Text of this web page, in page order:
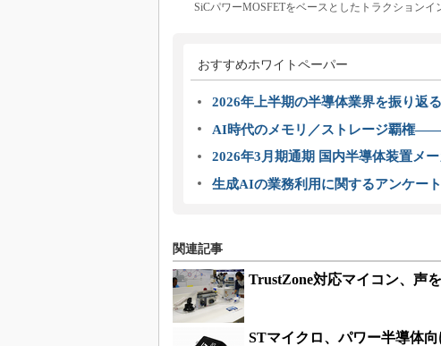
SiCパワーMOSFETをベースとしたトラクション
おすすめホワイトペーパー
2026年上半期の半導体業界を振り返
AI時代のメモリ／ストレージ覇権
2026年3月期通期 国内半導体装置メ
生成AIの業務利用に関するアンケー
関連記事
TrustZone対応マイコン、声
STマイクロ、パワー半導体